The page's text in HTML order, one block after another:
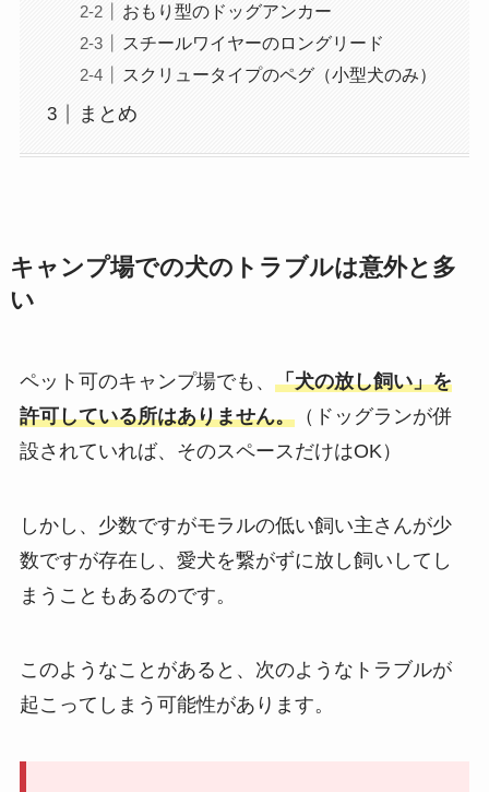
おもり型のドッグアンカー
スチールワイヤーのロングリード
スクリュータイプのペグ（小型犬のみ）
まとめ
キャンプ場での犬のトラブルは意外と多
い
ペット可のキャンプ場でも、 「犬の放し飼い」を
許可している所はありません。（ドッグランが併
設されていれば、そのスペースだけはOK）
しかし、少数ですがモラルの低い飼い主さんが少
数ですが存在し、愛犬を繋がずに放し飼いしてし
まうこともあるのです。
このようなことがあると、次のようなトラブルが
起こってしまう可能性があります。